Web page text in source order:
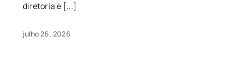
diretoria e [...]
julho 26, 2026